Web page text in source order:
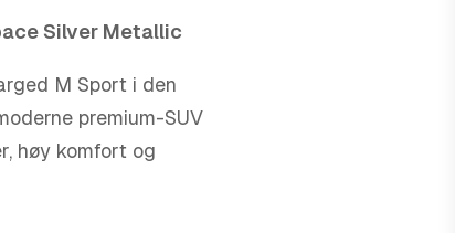
Silver Metallic
M Sport i den
premium-SUV
høy komfort og